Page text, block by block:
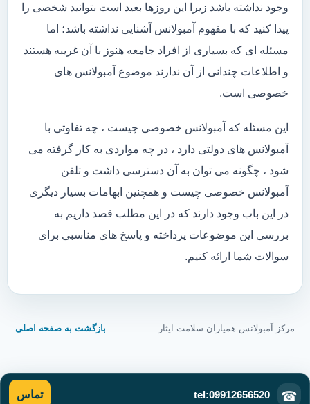
وجود نداشته باشد زیرا این روزها بعید است بتوانید شخصی را
پیدا کنید که با مفهوم آمبولانس آشنایی نداشته باشد؛ اما
مسئله ای که بسیاری از افراد جامعه هنوز با آن غریبه هستند
و اطلاعات چندانی از آن ندارند موضوع آمبولانس های
خصوصی است.
این مسئله که آمبولانس خصوصی چیست ، چه تفاوتی با
آمبولانس های دولتی دارد ، در چه مواردی به کار گرفته می
شود ، چگونه می توان به آن دسترسی داشت و تلفن
آمبولانس خصوصی چیست و همچنین ابهامات بسیار دیگری
در این باب وجود دارند که در این مطلب قصد داریم به
بررسی این موضوعات پرداخته و پاسخ های مناسبی برای
سوالات شما ارائه کنیم.
☎
tel:09912656520 تماس
مرکز آمبولانس همیاران سلامت ایثار بازگشت به صفحه اصلی